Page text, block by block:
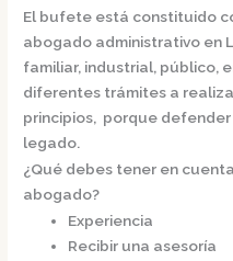
El bufete está constituido
abogado administrativo en
familiar, industrial, público,
diferentes trámites a
principios, porque
legado.
¿Qué debes tener en
abogado?
Experiencia
Recibir una asesoría